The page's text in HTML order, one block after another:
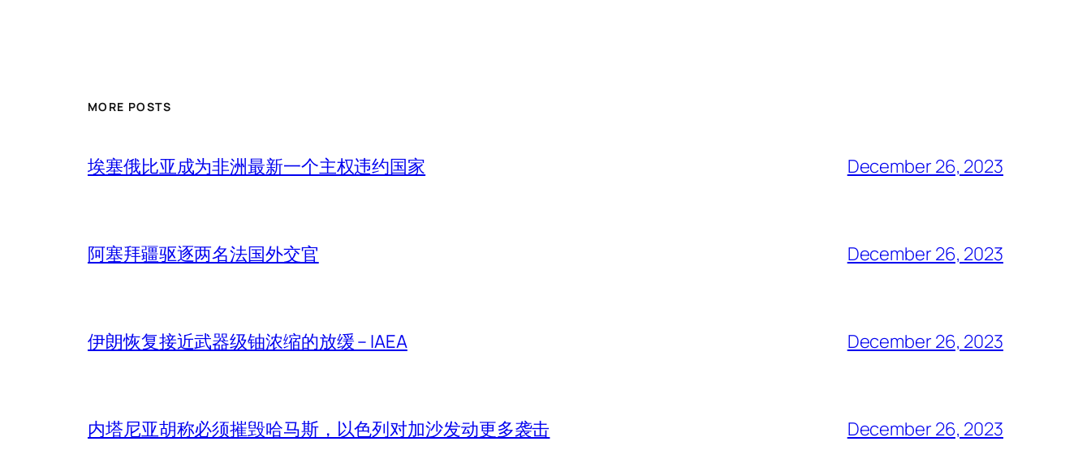
MORE POSTS
埃塞俄比亚成为非洲最新一个主权违约国家 December 26, 2023
阿塞拜疆驱逐两名法国外交官 December 26, 2023
伊朗恢复接近武器级铀浓缩的放缓 – IAEA December 26, 2023
内塔尼亚胡称必须摧毁哈马斯，以色列对加沙发动更多袭击 December 26, 2023